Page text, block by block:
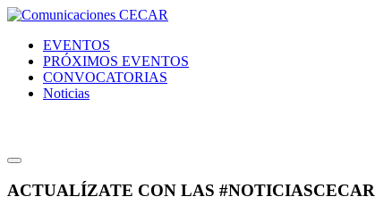
EVENTOS
PRÓXIMOS EVENTOS
CONVOCATORIAS
Noticias
ACTUALÍZATE CON LAS #NOTICIASCECAR